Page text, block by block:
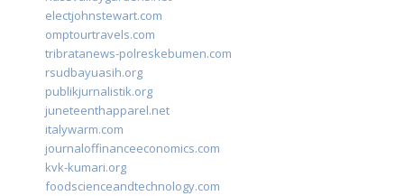
electjohnstewart.com
omptourtravels.com
tribratanews-polreskebumen.com
rsudbayuasih.org
publikjurnalistik.org
juneteenthapparel.net
italywarm.com
journaloffinanceeconomics.com
kvk-kumari.org
foodscienceandtechnology.com